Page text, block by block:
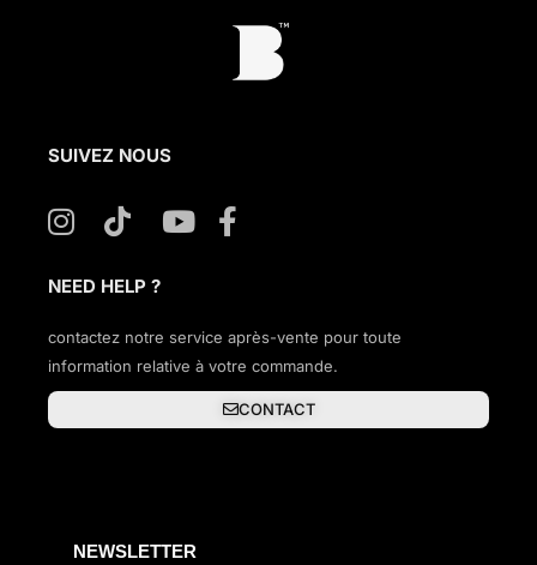
SUIVEZ NOUS
NEED HELP ?
contactez notre service après-vente pour toute
information relative à votre commande.
CONTACT
NEWSLETTER